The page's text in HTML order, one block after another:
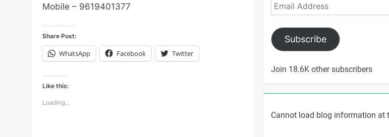
Mobile – 9619401377
Share Post:
WhatsApp Facebook Twitter
Like this:
Loading...
Email
Address
Subscribe
Join 18.6K other subscribers
Cannot load blog information at